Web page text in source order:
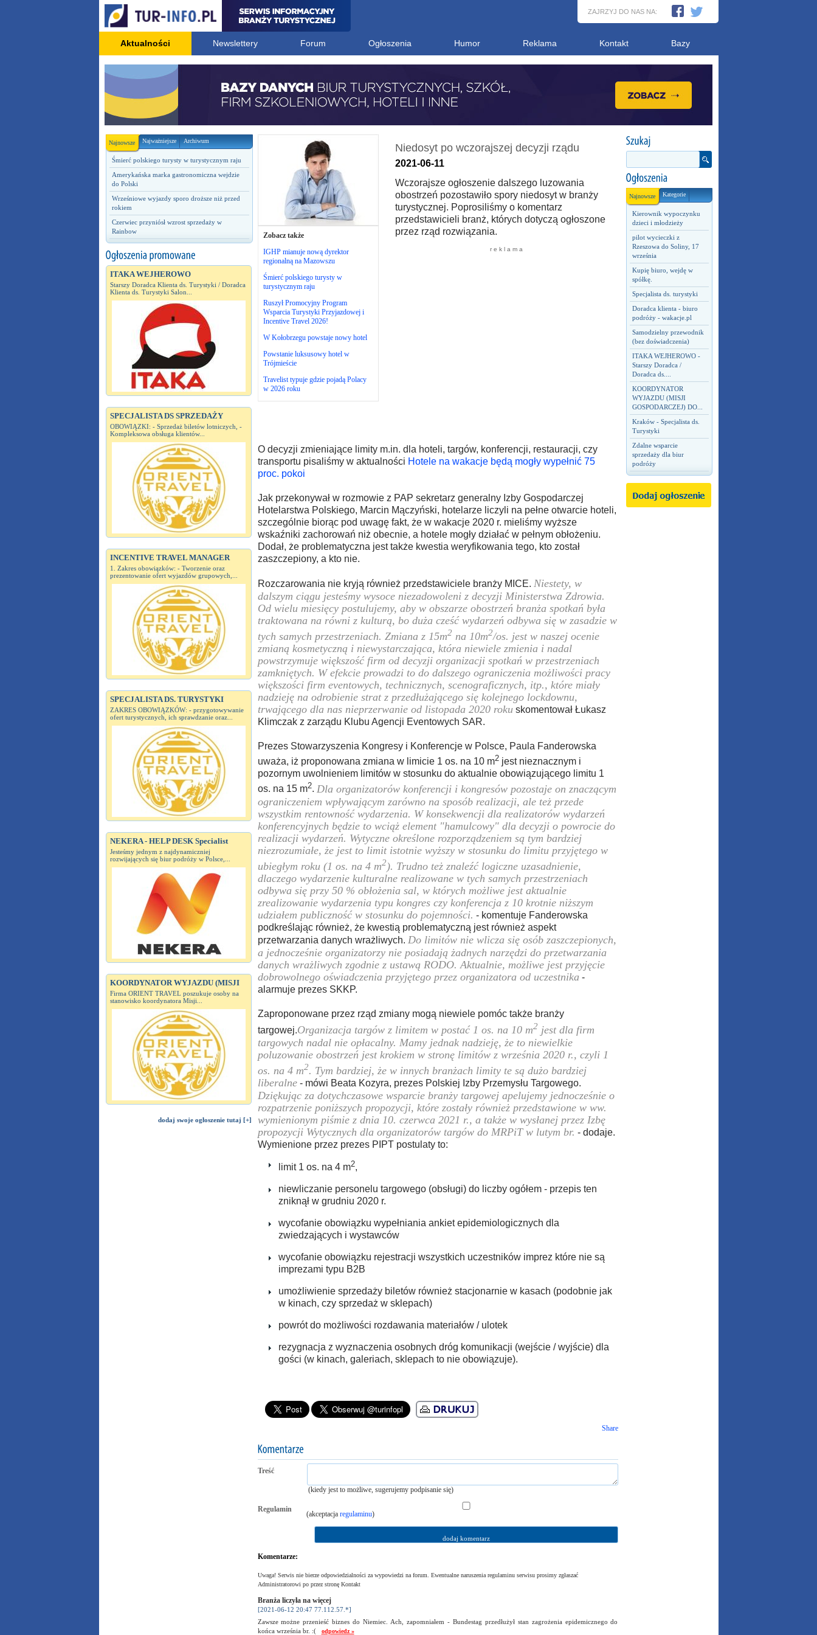
ZAJRZYJ DO NAS NA:
Aktualności Newslettery Forum Ogłoszenia Humor Reklama Kontakt Bazy
Najnowsze Najważniejsze Archiwum
Śmierć polskiego turysty w turystycznym raju
Amerykańska marka gastronomiczna wejdzie
do Polski
Wrześniowe wyjazdy sporo droższe niż przed
rokiem
Czerwiec przyniósł wzrost sprzedaży w
Rainbow
ITAKA WEJHEROWO
Starszy Doradca Klienta ds. Turystyki / Doradca
Klienta ds. Turystyki Salon...
SPECJALISTA DS SPRZEDAŻY
OBOWIĄZKI: - Sprzedaż biletów lotniczych, -
Kompleksowa obsługa klientów...
INCENTIVE TRAVEL MANAGER
1. Zakres obowiązków: - Tworzenie oraz
prezentowanie ofert wyjazdów grupowych,...
SPECJALISTA DS. TURYSTYKI
ZAKRES OBOWIĄZKÓW: - przygotowywanie
ofert turystycznych, ich sprawdzanie oraz...
NEKERA - HELP DESK Specialist
Jesteśmy jednym z najdynamiczniej
rozwijających się biur podróży w Polsce,...
KOORDYNATOR WYJAZDU (MISJI
Firma ORIENT TRAVEL poszukuje osoby na
stanowisko koordynatora Misji...
dodaj swoje ogłoszenie tutaj [+]
Najnowsze Kategorie
Kierownik wypoczynku
dzieci i młodzieży
pilot wycieczki z
Rzeszowa do Soliny, 17
września
Kupię biuro, wejdę w
spółkę.
Specjalista ds. turystyki
Doradca klienta - biuro
podróży - wakacje.pl
Samodzielny przewodnik
(bez doświadczenia)
ITAKA WEJHEROWO -
Starszy Doradca /
Doradca ds....
KOORDYNATOR
WYJAZDU (MISJI
GOSPODARCZEJ) DO...
Kraków - Specjalista ds.
Turystyki
Zdalne wsparcie
sprzedaży dla biur
podróży
Zobacz także
IGHP mianuje nową dyrektor
regionalną na Mazowszu
Śmierć polskiego turysty w
turystycznym raju
Ruszył Promocyjny Program
Wsparcia Turystyki Przyjazdowej i
Incentive Travel 2026!
W Kołobrzegu powstaje nowy hotel
Powstanie luksusowy hotel w
Trójmieście
Travelist typuje gdzie pojadą Polacy
w 2026 roku
Niedosyt po wczorajszej decyzji rządu
2021-06-11
Wczorajsze ogłoszenie dalszego luzowania
obostrzeń pozostawiło spory niedosyt w branży
turystycznej. Poprosiliśmy o komentarz
przedstawicieli branż, których dotyczą ogłoszone
przez rząd rozwiązania.
r e k l a m a
O decyzji zmieniające limity m.in. dla hoteli, targów, konferencji, restauracji, czy
transportu pisaliśmy w aktualności Hotele na wakacje będą mogły wypełnić 75
proc. pokoi
Jak przekonywał w rozmowie z PAP sekretarz generalny Izby Gospodarczej
Hotelarstwa Polskiego, Marcin Mączyński, hotelarze liczyli na pełne otwarcie hoteli,
szczególnie biorąc pod uwagę fakt, że w wakacje 2020 r. mieliśmy wyższe
wskaźniki zachorowań niż obecnie, a hotele mogły działać w pełnym obłożeniu.
Dodał, że problematyczna jest także kwestia weryfikowania tego, kto został
zaszczepiony, a kto nie.
Rozczarowania nie kryją również przedstawiciele branży MICE. Niestety, w
dalszym ciągu jesteśmy wysoce niezadowoleni z decyzji Ministerstwa Zdrowia.
Od wielu miesięcy postulujemy, aby w obszarze obostrzeń branża spotkań była
traktowana na równi z kulturą, bo duża cześć wydarzeń odbywa się w zasadzie w
tych samych przestrzeniach. Zmiana z 15m2 na 10m2/os. jest w naszej ocenie
zmianą kosmetyczną i niewystarczająca, która niewiele zmienia i nadal
powstrzymuje większość firm od decyzji organizacji spotkań w przestrzeniach
zamkniętych. W efekcie prowadzi to do dalszego ograniczenia możliwości pracy
większości firm eventowych, technicznych, scenograficznych, itp., które miały
nadzieję na odrobienie strat z przedłużającego się kolejnego lockdownu,
trwającego dla nas nieprzerwanie od listopada 2020 rokuskomentował Łukasz
Klimczak z zarządu Klubu Agencji Eventowych SAR.
Prezes Stowarzyszenia Kongresy i Konferencje w Polsce, Paula Fanderowska
uważa, iż proponowana zmiana w limicie 1 os. na 10 m2jest nieznacznym i
pozornym uwolnieniem limitów w stosunku do aktualnie obowiązującego limitu 1
os. na 15 m2. Dla organizatorów konferencji i kongresów pozostaje on znaczącym
ograniczeniem wpływającym zarówno na sposób realizacji, ale też przede
wszystkim rentowność wydarzenia. W konsekwencji dla realizatorów wydarzeń
konferencyjnych będzie to wciąż element "hamulcowy" dla decyzji o powrocie do
realizacji wydarzeń. Wytyczne określone rozporządzeniem są tym bardziej
niezrozumiałe, że jest to limit istotnie wyższy w stosunku do limitu przyjętego w
ubiegłym roku (1 os. na 4 m2). Trudno też znaleźć logiczne uzasadnienie,
dlaczego wydarzenie kulturalne realizowane w tych samych przestrzeniach
odbywa się przy 50 % obłożenia sal, w których możliwe jest aktualnie
zrealizowanie wydarzenia typu kongres czy konferencja z 10 krotnie niższym
udziałem publiczność w stosunku do pojemności. - komentuje Fanderowska
podkreślając również, że kwestią problematyczną jest również aspekt
przetwarzania danych wrażliwych. Do limitów nie wlicza się osób zaszczepionych,
a jednocześnie organizatorzy nie posiadają żadnych narzędzi do przetwarzania
danych wrażliwych zgodnie z ustawą RODO. Aktualnie, możliwe jest przyjęcie
dobrowolnego oświadczenia przyjętego przez organizatora od uczestnika-
alarmuje prezes SKKP.
Zaproponowane przez rząd zmiany mogą niewiele pomóc także branży
targowej.Organizacja targów z limitem w postać 1 os. na 10 m2 jest dla firm
targowych nadal nie opłacalny. Mamy jednak nadzieję, że to niewielkie
poluzowanie obostrzeń jest krokiem w stronę limitów z września 2020 r., czyli 1
os. na 4 m2. Tym bardziej, że w innych branżach limity te są dużo bardziej
liberalne- mówi Beata Kozyra, prezes Polskiej Izby Przemysłu Targowego.
Dziękując za dotychczasowe wsparcie branży targowej apelujemy jednocześnie o
rozpatrzenie poniższych propozycji, które zostały również przedstawione w ww.
wymienionym piśmie z dnia 10. czerwca 2021 r., a także w wysłanej przez Izbę
propozycji Wytycznych dla organizatorów targów do MRPiT w lutym br. - dodaje.
Wymienione przez prezes PIPT postulaty to:
limit 1 os. na 4 m2,
niewliczanie personelu targowego (obsługi) do liczby ogółem - przepis ten
zniknął w grudniu 2020 r.
wycofanie obowiązku wypełniania ankiet epidemiologicznych dla
zwiedzających i wystawców
wycofanie obowiązku rejestracji wszystkich uczestników imprez które nie są
imprezami typu B2B
umożliwienie sprzedaży biletów również stacjonarnie w kasach (podobnie jak
w kinach, czy sprzedaż w sklepach)
powrót do możliwości rozdawania materiałów / ulotek
rezygnacja z wyznaczenia osobnych dróg komunikacji (wejście / wyjście) dla
gości (w kinach, galeriach, sklepach to nie obowiązuje).
Share
Treść
(kiedy jest to możliwe, sugerujemy podpisanie się)
Regulamin
(akceptacja regulaminu)
Komentarze:
Uwaga! Serwis nie bierze odpowiedzialności za wypowiedzi na forum. Ewentualne naruszenia regulaminu serwisu prosimy zgłaszać
Administratorowi po przez stronę Kontakt
Branża liczyła na więcej
[2021-06-12 20:47 77.112.57.*]
Zawsze możne przenieść biznes do Niemiec. Ach, zapomniałem - Bundestag przedłużył stan zagrożenia epidemicznego do
końca września br. :( odpowiedz »